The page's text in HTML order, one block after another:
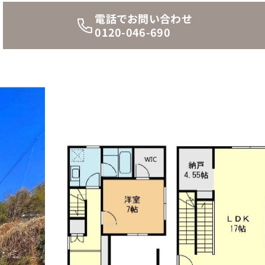
電話でお問い合わせ
0120-046-690